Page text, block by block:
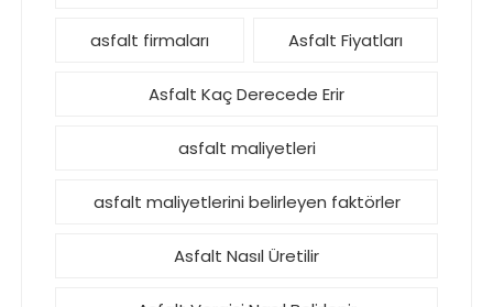
asfalt firmaları Asfalt Fiyatları
Asfalt Kaç Derecede Erir
asfalt maliyetleri
asfalt maliyetlerini belirleyen faktörler
Asfalt Nasıl Üretilir